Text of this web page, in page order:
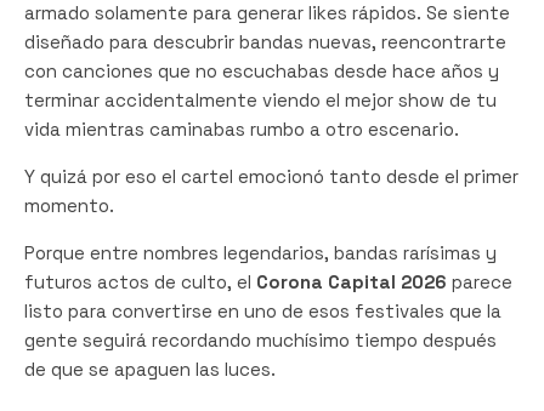
armado solamente para generar likes rápidos. Se siente
diseñado para descubrir bandas nuevas, reencontrarte
con canciones que no escuchabas desde hace años y
terminar accidentalmente viendo el mejor show de tu
vida mientras caminabas rumbo a otro escenario.
Y quizá por eso el cartel emocionó tanto desde el primer
momento.
Porque entre nombres legendarios, bandas rarísimas y
futuros actos de culto, el Corona Capital 2026 parece
listo para convertirse en uno de esos festivales que la
gente seguirá recordando muchísimo tiempo después
de que se apaguen las luces.